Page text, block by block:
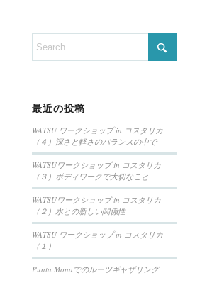
最近の投稿
WATSU ワークショップ in コスタリカ
（４）深さと軽さのバランスの中で
WATSUワークショップ in コスタリカ
（３）ボディワークで大切なこと
WATSUワークショップ in コスタリカ
（２）水との新しい関係性
WATSU ワークショップ in コスタリカ
（１）
Punta Monaでのルーツギャザリング